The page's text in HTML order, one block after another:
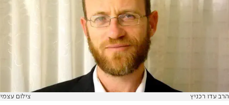
הרב עדו רכניץ צילום עצמי